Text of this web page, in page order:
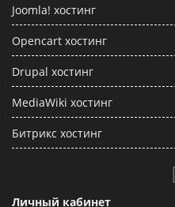
Joomla! хостинг
Opencart хостинг
Drupal хостинг
MediaWiki хостинг
Битрикс хостинг
Личный кабинет